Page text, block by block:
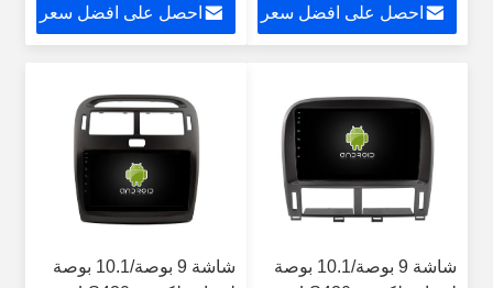
GPS CarPlay Player
احصل على افضل سعر
ونظام تحديد المواقع
CarPlay
احصل على افضل سعر
شاشة 9 بوصة/10.1 بوصة
شاشة 9 بوصة/10.1 بوصة